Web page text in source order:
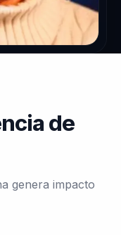
de
genera impacto